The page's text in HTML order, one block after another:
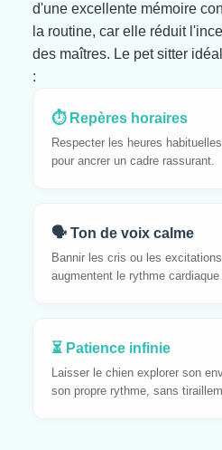
d'une excellente mémoire
la routine, car elle réduit
des maîtres. Le pet sitter
:
⏱️ Repères horaires
Respecter les heures
pour ancrer un cadre rassurant.
🗣️ Ton de voix calme
Bannir les cris ou les
augmentent le rythme
⏳ Patience infinie
Laisser le chien explorer son
son propre rythme, sans